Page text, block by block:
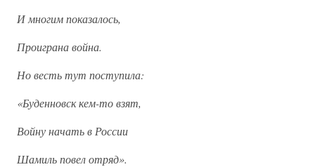
И многим показалось,
Проиграна война.
Но весть тут поступила:
«Буденновск кем-то взят,
Войну начать в России
Шамиль повел отряд».